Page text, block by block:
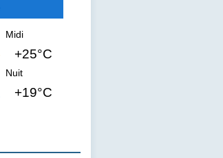
Midi
+25°C
Nuit
+19°C